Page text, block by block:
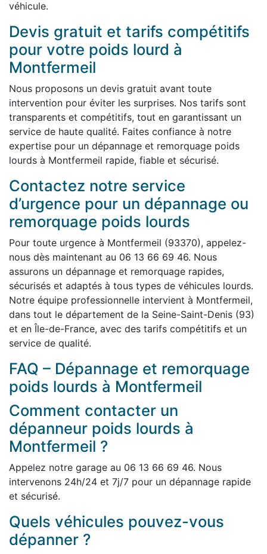
véhicule.
Devis gratuit et tarifs compétitifs
pour votre poids lourd à
Montfermeil
Nous proposons un devis gratuit avant toute
intervention pour éviter les surprises. Nos tarifs sont
transparents et compétitifs, tout en garantissant un
service de haute qualité. Faites confiance à notre
expertise pour un dépannage et remorquage poids
lourds à Montfermeil rapide, fiable et sécurisé.
Contactez notre service
d’urgence pour un dépannage ou
remorquage poids lourds
Pour toute urgence à Montfermeil (93370), appelez-
nous dès maintenant au 06 13 66 69 46. Nous
assurons un dépannage et remorquage rapides,
sécurisés et adaptés à tous types de véhicules lourds.
Notre équipe professionnelle intervient à Montfermeil,
dans tout le département de la Seine-Saint-Denis (93)
et en Île-de-France, avec des tarifs compétitifs et un
service de qualité.
FAQ – Dépannage et remorquage
poids lourds à Montfermeil
Comment contacter un
dépanneur poids lourds à
Montfermeil ?
Appelez notre garage au 06 13 66 69 46. Nous
intervenons 24h/24 et 7j/7 pour un dépannage rapide
et sécurisé.
Quels véhicules pouvez-vous
dépanner ?